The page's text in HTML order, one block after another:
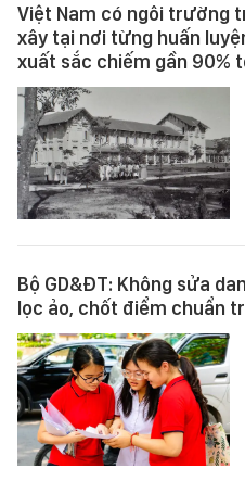
Việt Nam có ngôi trường
xây tại nơi từng huấn
xuất sắc chiếm gần 90%
Bộ GD&ĐT: Không sửa
lọc ảo, chốt điểm chuẩn